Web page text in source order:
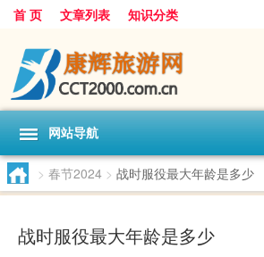
首 页 文章列表 知识分类
网站导航
> 春节2024 > 战时服役最大年龄是多少
战时服役最大年龄是多少